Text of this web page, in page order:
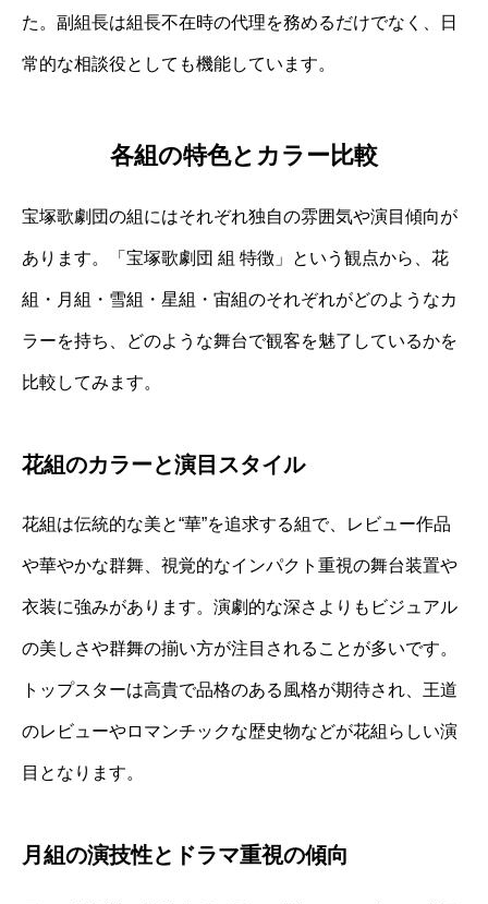
た。副組長は組長不在時の代理を務めるだけでなく、日
常的な相談役としても機能しています。
各組の特色とカラー比較
宝塚歌劇団の組にはそれぞれ独自の雰囲気や演目傾向が
あります。「宝塚歌劇団 組 特徴」という観点から、花
組・月組・雪組・星組・宙組のそれぞれがどのようなカ
ラーを持ち、どのような舞台で観客を魅了しているかを
比較してみます。
花組のカラーと演目スタイル
花組は伝統的な美と“華”を追求する組で、レビュー作品
や華やかな群舞、視覚的なインパクト重視の舞台装置や
衣装に強みがあります。演劇的な深さよりもビジュアル
の美しさや群舞の揃い方が注目されることが多いです。
トップスターは高貴で品格のある風格が期待され、王道
のレビューやロマンチックな歴史物などが花組らしい演
目となります。
月組の演技性とドラマ重視の傾向